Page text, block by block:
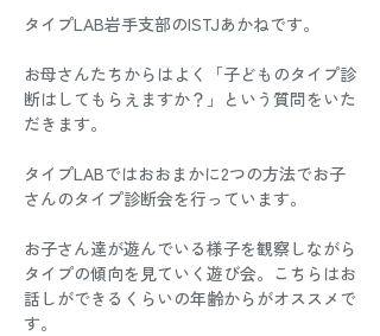
タイプLAB岩手支部のISTJあかねです。
お母さんたちからはよく「子どものタイプ診
断はしてもらえますか？」という質問をいた
だきます。
タイプLABではおおまかに2つの方法でお子
さんのタイプ診断会を行っています。
お子さん達が遊んでいる様子を観察しながら
タイプの傾向を見ていく遊び会。こちらはお
話しができるくらいの年齢からがオススメで
す。